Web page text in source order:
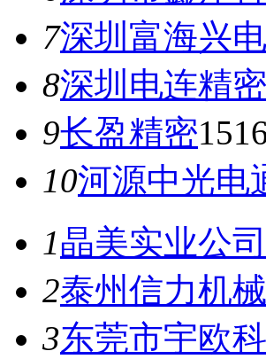
7深圳富海兴
8深圳电连精
9长盈精密
10河源中光电
1晶美实业公司
2泰州信力机
3东莞市宇欧